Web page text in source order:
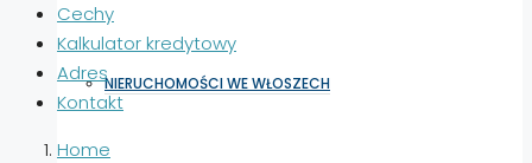
NIERUCHOMOŚCI WE WŁOSZECH
Cechy
Kalkulator kredytowy
Adres
Kontakt
Home